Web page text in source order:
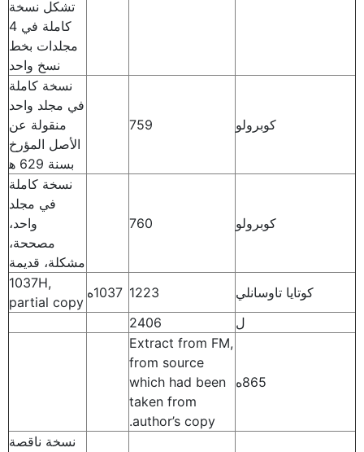
تشكل نسخة
كاملة في 4
مجلدات بخط
نسخ واحد
كوبرولو 759
نسخة كاملة
في مجلد واحد
منقولة عن
الأصل المؤرخ
بسنة 629 ه‍
كوبرولو 760
نسخة كاملة
في مجلد
واحد،
مصححة،
مشكلة، قديمة
كوتايا تاوسانلي
1223 1037ه
1037H,
partial copy
ل
2406
865ه
Extract from FM,
from source
which had been
taken from
author’s copy.
نسخة ناقصة